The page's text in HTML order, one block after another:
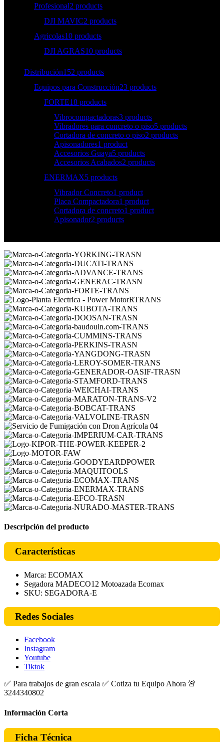
Profesional2 products
DJI MAVIC2 products
Agricolas10 products
DJI AGRAS10 products
Distribución152 products
Equipos para Construcción23 products
FORTE18 products
Vibrocompactadoras3 products
Vibradores para concreto o piso5 products
Cortadora de concreto o piso2 products
Apisonadores1 product
Accesorios Guaya5 products
Accesorios Acabados2 products
ENERMAX5 products
Vibrador Concreto1 product
Placa Compactadora1 product
Cortadora de concreto1 product
Apisonador2 products
Descripción del producto
Características
Marca: ECOMAX
Segadora MADECO12 Motoazada Ecomax
SKU: SEGADORA-E
Redes Sociales
Facebook
Instagram
Youtube
Tiktok
✅ Para trabajos de gran escala ✅ Cotiza tu Equipo Ahora 🚨
3244340802
Información Corta
Ficha Técnica